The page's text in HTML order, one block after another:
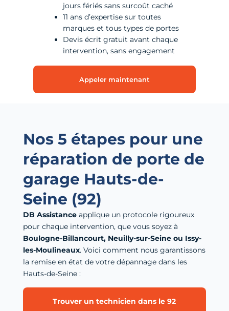
jours fériés sans surcoût caché
11 ans d’expertise sur toutes
marques et tous types de portes
Devis écrit gratuit avant chaque
intervention, sans engagement
Appeler maintenant
Nos 5 étapes pour une
réparation de porte de
garage Hauts-de-
Seine (92)
DB Assistanceapplique un protocole rigoureux
pour chaque intervention, que vous soyez à
Boulogne-Billancourt, Neuilly-sur-Seine ou Issy-
les-Moulineaux. Voici comment nous garantissons
la remise en état de votre dépannage dans les
Hauts-de-Seine :
Trouver un technicien dans le 92